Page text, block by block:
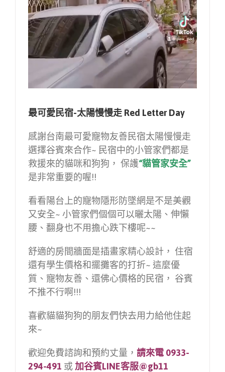
最可愛民宿-太陽慢慢走 Red Letter Day
感謝台南最可愛寵物友善民宿太陽慢慢走
選擇谷賓來合作~ 民宿中的小管家們都是
救援來的貓咪和狗狗， 保護“貓管家安全”
是非常重要的喔!!
看看陽台上的寵物隱形防墜網是不是美觀
又安全~ 小管家們個個可以曬太陽、伸懶
腰、翻身也不用擔心跌下樓呢~~
舒適的房間牆面是插畫家精心設計， 住宿
還有學生價格和擺攤客的打折~ 這麼優
質、寵物友善、還佛心價格的民宿， 谷賓
不推不行啊!!!
喜歡貓貓狗狗的朋友們快去用力給他住起
來~
歡迎免費諮詢和預約丈量， 請來電 0933-
294-491 或 加谷賓LINE客服@gb11